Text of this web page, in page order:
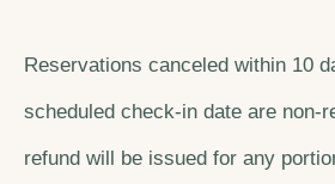
Reservations canceled within 10
scheduled check-in date are non-
refund will be issued for any